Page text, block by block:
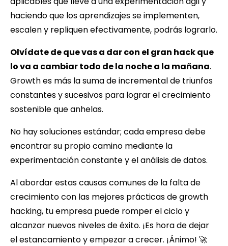
haciendo que los aprendizajes se implementen,
escalen y repliquen efectivamente, podrás lograrlo.
Olvídate de que vas a dar con el gran hack que
lo va a cambiar todo de la noche a la mañana.
Growth es más la suma de incremental de triunfos
constantes y sucesivos para lograr el crecimiento
sostenible que anhelas.
No hay soluciones estándar; cada empresa debe
encontrar su propio camino mediante la
experimentación constante y el análisis de datos.
Al abordar estas causas comunes de la falta de
crecimiento con las mejores prácticas de growth
hacking, tu empresa puede romper el ciclo y
alcanzar nuevos niveles de éxito. ¡Es hora de dejar
el estancamiento y empezar a crecer. ¡Ánimo! 🚀